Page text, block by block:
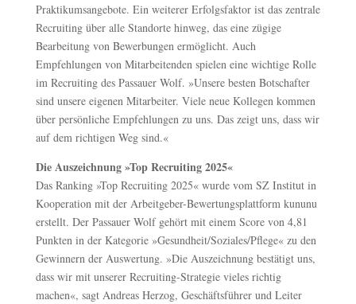
Praktikumsangebote. Ein weiterer Erfolgsfaktor ist das zentrale
Recruiting über alle Standorte hinweg, das eine zügige
Bearbeitung von Bewerbungen ermöglicht. Auch
Empfehlungen von Mitarbeitenden spielen eine wichtige Rolle
im Recruiting des Passauer Wolf. »Unsere besten Botschafter
sind unsere eigenen Mitarbeiter. Viele neue Kollegen kommen
über persönliche Empfehlungen zu uns. Das zeigt uns, dass wir
auf dem richtigen Weg sind.«
Die Auszeichnung »Top Recruiting 2025«
Das Ranking »Top Recruiting 2025« wurde vom SZ Institut in
Kooperation mit der Arbeitgeber-Bewertungsplattform kununu
erstellt. Der Passauer Wolf gehört mit einem Score von 4,81
Punkten in der Kategorie »Gesundheit/Soziales/Pflege« zu den
Gewinnern der Auswertung. »Die Auszeichnung bestätigt uns,
dass wir mit unserer Recruiting-Strategie vieles richtig
machen«, sagt Andreas Herzog, Geschäftsführer und Leiter